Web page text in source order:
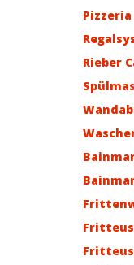
Pizzeria
Rieber